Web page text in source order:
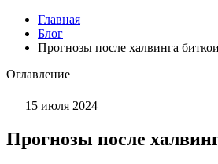
Главная
Блог
Прогнозы после халвинга
Оглавление
15 июля 2024
Прогнозы после